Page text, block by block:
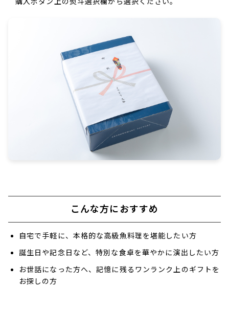
こんな方におすすめ
自宅で手軽に、本格的な高級魚料理を堪能したい方
誕生日や記念日など、特別な食卓を華やかに演出したい方
お世話になった方へ、記憶に残るワンランク上のギフトを
お探しの方